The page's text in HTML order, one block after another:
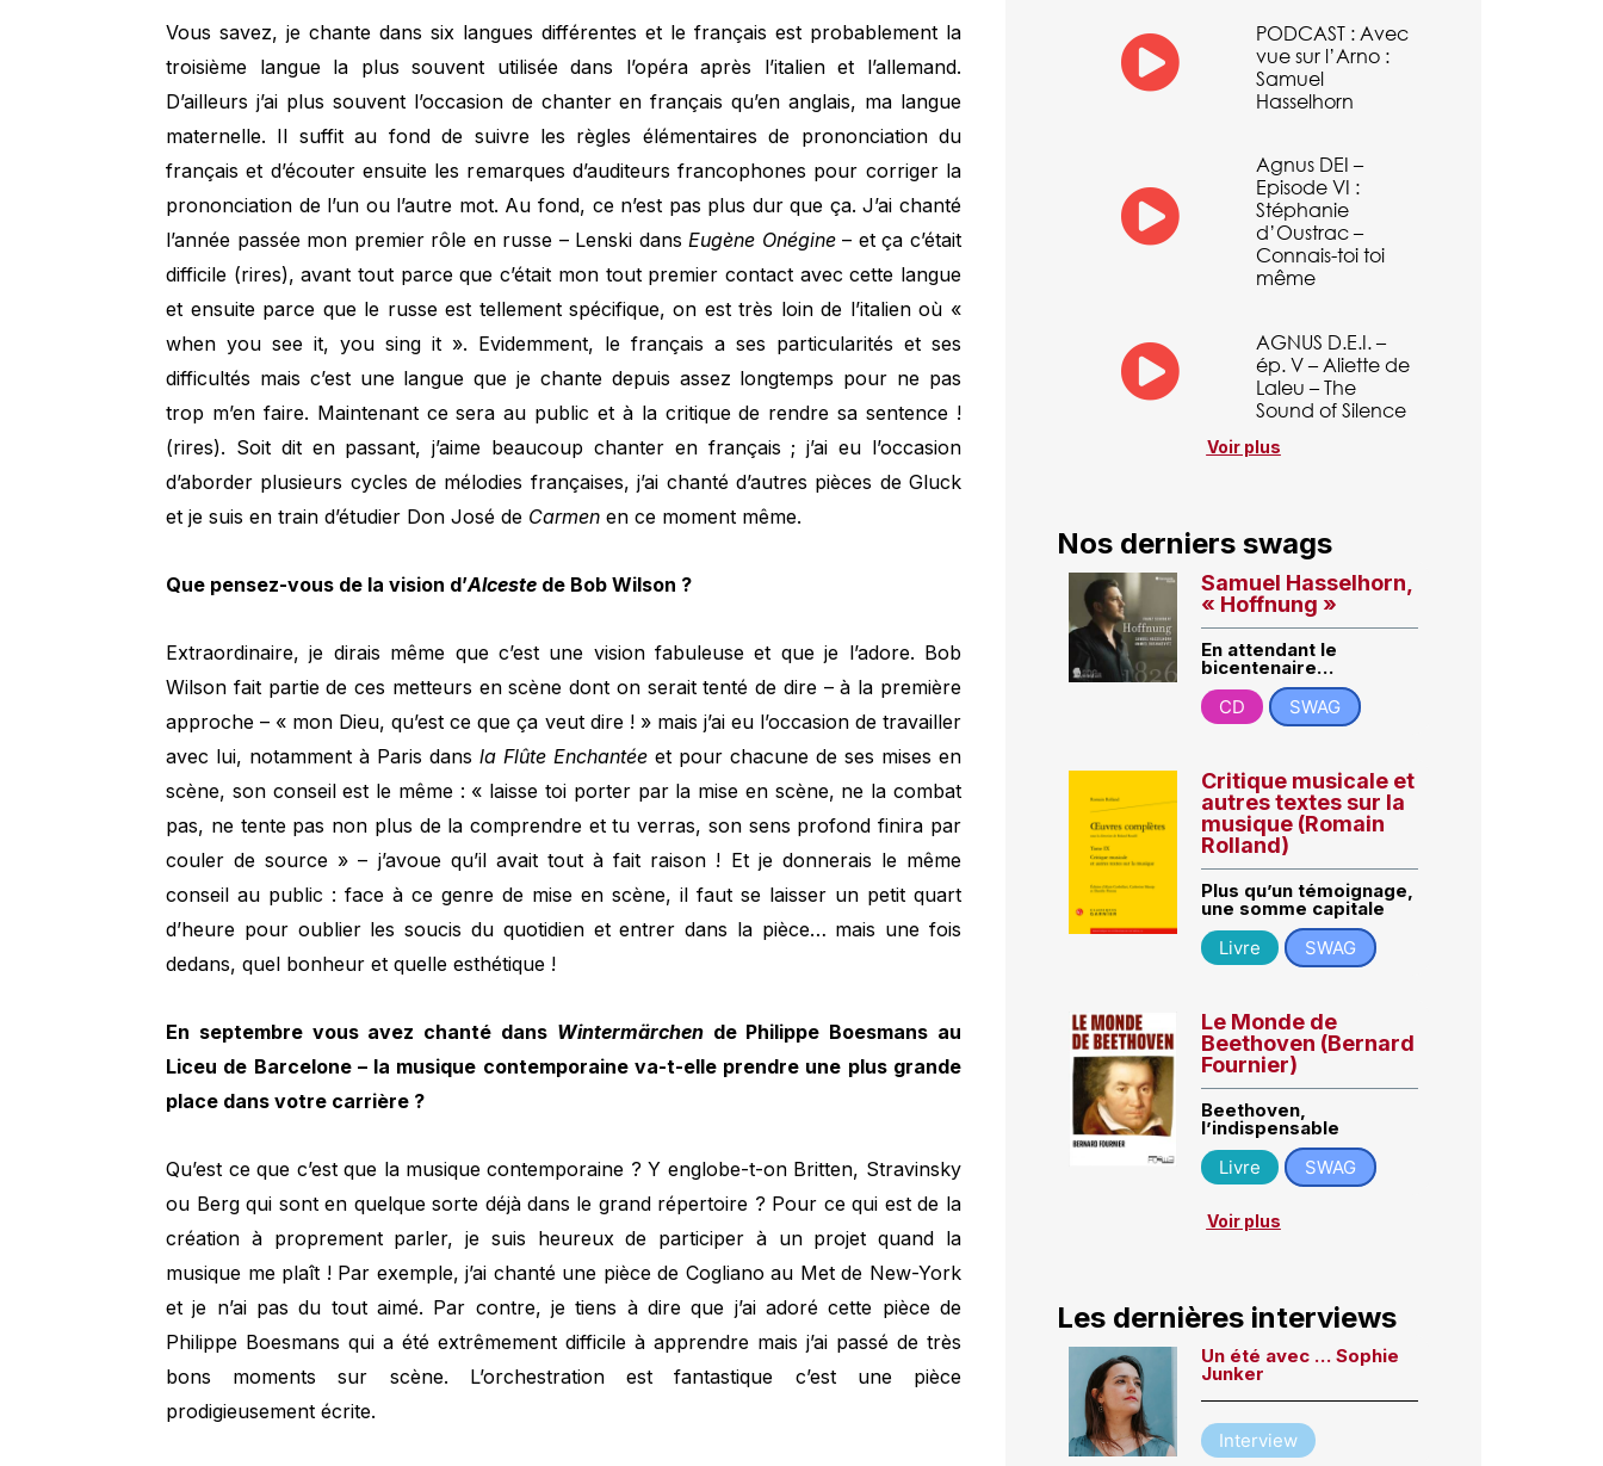
Vous savez, je chante dans six langues différentes et le français est probablement la
troisième langue la plus souvent utilisée dans l’opéra après l’italien et l’allemand.
D’ailleurs j’ai plus souvent l’occasion de chanter en français qu’en anglais, ma langue
maternelle. Il suffit au fond de suivre les règles élémentaires de prononciation du
français et d’écouter ensuite les remarques d’auditeurs francophones pour corriger la
prononciation de l’un ou l’autre mot. Au fond, ce n’est pas plus dur que ça. J’ai chanté
l’année passée mon premier rôle en russe – Lenski dans Eugène Onégine– et ça c’était
difficile (rires), avant tout parce que c’était mon tout premier contact avec cette langue
et ensuite parce que le russe est tellement spécifique, on est très loin de l’italien où «
when you see it, you sing it ». Evidemment, le français a ses particularités et ses
difficultés mais c’est une langue que je chante depuis assez longtemps pour ne pas
trop m’en faire. Maintenant ce sera au public et à la critique de rendre sa sentence !
(rires). Soit dit en passant, j’aime beaucoup chanter en français ; j’ai eu l’occasion
d’aborder plusieurs cycles de mélodies françaises, j’ai chanté d’autres pièces de Gluck
et je suis en train d’étudier Don José de Carmen en ce moment même.
Que pensez-vous de la vision d’Alceste de Bob Wilson ?
Extraordinaire, je dirais même que c’est une vision fabuleuse et que je l’adore. Bob
Wilson fait partie de ces metteurs en scène dont on serait tenté de dire – à la première
approche – « mon Dieu, qu’est ce que ça veut dire ! » mais j’ai eu l’occasion de travailler
avec lui, notamment à Paris dansla Flûte Enchantée et pour chacune de ses mises en
scène, son conseil est le même : « laisse toi porter par la mise en scène, ne la combat
pas, ne tente pas non plus de la comprendre et tu verras, son sens profond finira par
couler de source » – j’avoue qu’il avait tout à fait raison ! Et je donnerais le même
conseil au public : face à ce genre de mise en scène, il faut se laisser un petit quart
d’heure pour oublier les soucis du quotidien et entrer dans la pièce… mais une fois
dedans, quel bonheur et quelle esthétique !
En septembre vous avez chanté dans Wintermärchen de Philippe Boesmans au
Liceu de Barcelone – la musique contemporaine va-t-elle prendre une plus grande
place dans votre carrière ?
Qu’est ce que c’est que la musique contemporaine ? Y englobe-t-on Britten, Stravinsky
ou Berg qui sont en quelque sorte déjà dans le grand répertoire ? Pour ce qui est de la
création à proprement parler, je suis heureux de participer à un projet quand la
musique me plaît ! Par exemple, j’ai chanté une pièce de Cogliano au Met de New-York
et je n’ai pas du tout aimé. Par contre, je tiens à dire que j’ai adoré cette pièce de
Philippe Boesmans qui a été extrêmement difficile à apprendre mais j’ai passé de très
bons moments sur scène. L’orchestration est fantastique c’est une pièce
prodigieusement écrite.
PODCAST : Avec
vue sur l’Arno :
Samuel
Hasselhorn
Agnus DEI –
Episode VI :
Stéphanie
d’Oustrac –
Connais-toi toi
même
AGNUS D.E.I. –
ép. V – Aliette de
Laleu – The
Sound of Silence
Voir plus
Nos derniers swags
Samuel Hasselhorn,
« Hoffnung »
En attendant le
bicentenaire…
CD
SWAG
Critique musicale et
autres textes sur la
musique (Romain
Rolland)
Plus qu’un témoignage,
une somme capitale
Livre
SWAG
Le Monde de
Beethoven (Bernard
Fournier)
Beethoven,
l’indispensable
Livre
SWAG
Voir plus
Les dernières interviews
Un été avec … Sophie
Junker
Interview